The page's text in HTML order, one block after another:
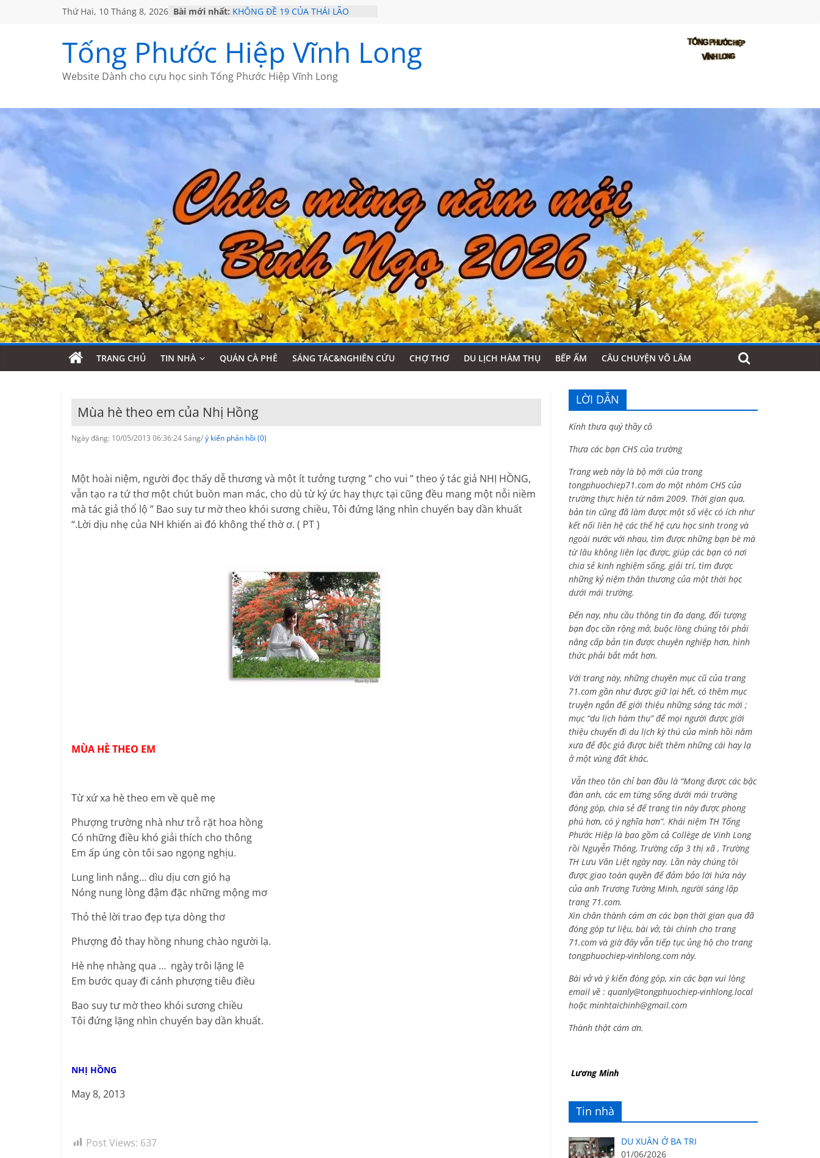
Thứ Hai, 10 Tháng 8, 2026 Bài mới nhất: KHÔNG ĐỀ 19 CỦA THÁI LÃO
SÀI GÒN – HÒN NGỌC VIỄN ĐÔNG
Tống Phước Hiệp Vĩnh Long
Website Dành cho cựu học sinh Tống Phước Hiệp Vĩnh Long
TRANG CHỦ TIN NHÀ QUÁN CÀ PHÊ SÁNG TÁC&NGHIÊN CỨU CHỢ THƠ DU LỊCH HÀM THỤ BẾP ẤM CÂU CHUYỆN VÕ LÂM
Mùa hè theo em của Nhị Hồng
Ngày đăng: 10/05/2013 06:36:24 Sáng/ý kiến phản hồi (0)
Một hoài niệm, người đọc thấy dễ thương và một ít tưởng tượng ” cho vui ” theo ý tác giả NHỊ HỒNG,
vẫn tạo ra tứ thơ một chút buồn man mác, cho dù từ ký ức hay thực tại cũng đều mang một nỗi niềm
mà tác giả thổ lộ ” Bao suy tư mờ theo khói sương chiều, Tôi đứng lặng nhìn chuyến bay dần khuất
“.Lời dịu nhẹ của NH khiến ai đó không thể thờ ơ. ( PT )
MÙA HÈ THEO EM
Từ xứ xa hè theo em về quê mẹ
Phượng trường nhà như trỗ rặt hoa hồng
Có những điều khó giải thích cho thông
Em ấp úng còn tôi sao ngọng nghịu.
Lung linh nắng… dìu dịu cơn gió hạ
Nóng nung lòng đậm đặc những mộng mơ
Thỏ thẻ lời trao đẹp tựa dòng thơ
Phượng đỏ thay hồng nhung chào người lạ.
Hè nhẹ nhàng qua … ngày trôi lặng lẽ
Em bước quay đi cánh phượng tiêu điều
Bao suy tư mờ theo khói sương chiều
Tôi đứng lặng nhìn chuyến bay dần khuất.
NHỊ HỒNG
May 8, 2013
Post Views: 637
LỜI DẪN
Kính thưa quý thầy cô
Thưa các bạn CHS của trường
Trang web này là bộ mới của trang
tongphuochiep71.com do một nhóm CHS của
trường thực hiện từ năm 2009. Thời gian qua,
bản tin cũng đã làm được một số việc có ích như
kết nối liên hệ các thế hệ cựu học sinh trong và
ngoài nước với nhau, tìm được những bạn bè mà
từ lâu không liên lạc được, giúp các bạn có nơi
chia sẻ kinh nghiệm sống, giải trí, tìm được
những kỷ niệm thân thương của một thời học
dưới mái trường.
Đến nay, nhu cầu thông tin đa dạng, đối tượng
bạn đọc cần rộng mở, buộc lòng chúng tôi phải
nâng cấp bản tin được chuyên nghiệp hơn, hình
thức phải bắt mắt hơn.
Với trang này, những chuyên mục cũ của trang
71.com gần như được giữ lại hết, có thêm mục
truyện ngắn để giới thiệu những sáng tác mới ;
mục “du lịch hàm thụ” để mọi người được giới
thiệu chuyến đi du lịch kỳ thú của mình hồi năm
xưa để độc giả được biết thêm những cái hay lạ
ở một vùng đất khác.
Vẫn theo tôn chỉ ban đầu là “Mong được các bậc
đàn anh, các em từng sống dưới mái trường
đóng góp, chia sẻ để trang tin này được phong
phú hơn, có ý nghĩa hơn”. Khái niệm TH Tống
Phước Hiệp là bao gồm cả Collège de Vinh Long
rồi Nguyễn Thông, Trường cấp 3 thị xã , Trường
TH Lưu Văn Liệt ngày nay. Lần này chúng tôi
được giao toàn quyền để đảm bảo lời hứa này
của anh Trương Tường Minh, người sáng lập
trang 71.com.
Xin chân thành cám ơn các bạn thời gian qua đã
đóng góp tư liệu, bài vở, tài chính cho trang
71.com và giờ đây vẫn tiếp tục ủng hộ cho trang
tongphuochiep-vinhlong.com này.
Bài vở và ý kiến đóng góp, xin các bạn vui lòng
email về : quanly@tongphuochiep-vinhlong.local
hoặcminhtaichinh@gmail.com
Thành thật cám ơn.
Lương Minh
Tin nhà
DU XUÂN Ở BA TRI
01/06/2026